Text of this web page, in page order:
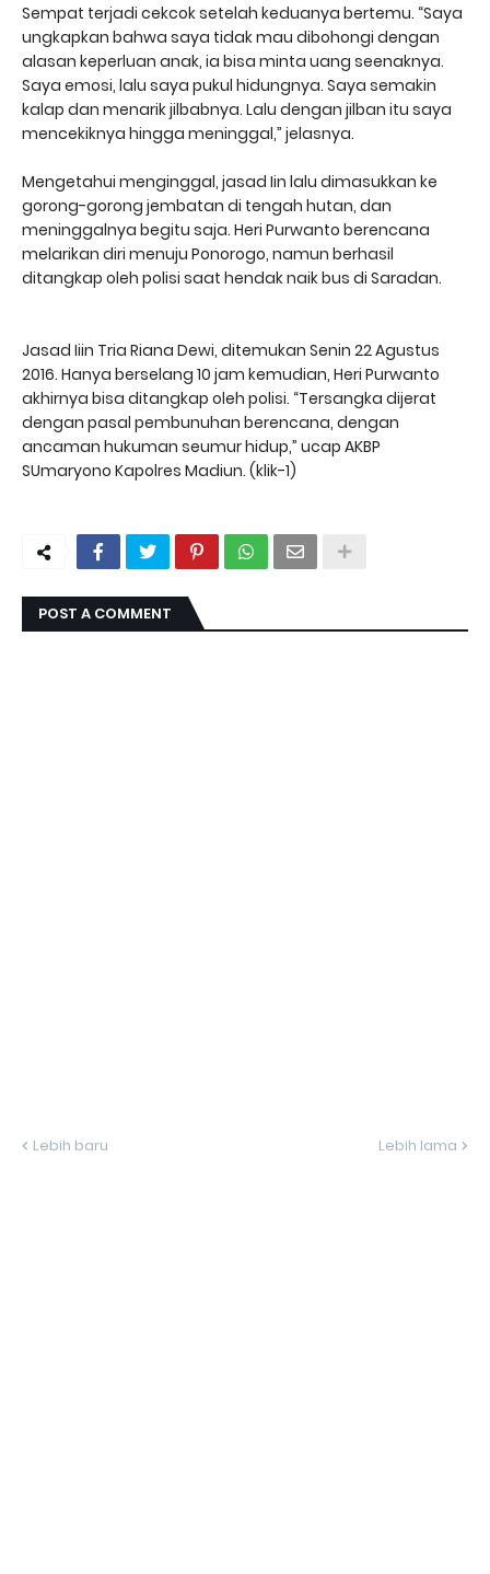
Sempat terjadi cekcok setelah keduanya bertemu. “Saya
ungkapkan bahwa saya tidak mau dibohongi dengan
alasan keperluan anak, ia bisa minta uang seenaknya.
Saya emosi, lalu saya pukul hidungnya. Saya semakin
kalap dan menarik jilbabnya. Lalu dengan jilban itu saya
mencekiknya hingga meninggal,” jelasnya.
Mengetahui menginggal, jasad Iin lalu dimasukkan ke
gorong-gorong jembatan di tengah hutan, dan
meninggalnya begitu saja. Heri Purwanto berencana
melarikan diri menuju Ponorogo, namun berhasil
ditangkap oleh polisi saat hendak naik bus di Saradan.
Jasad Iiin Tria Riana Dewi, ditemukan Senin 22 Agustus
2016. Hanya berselang 10 jam kemudian, Heri Purwanto
akhirnya bisa ditangkap oleh polisi. “Tersangka dijerat
dengan pasal pembunuhan berencana, dengan
ancaman hukuman seumur hidup,” ucap AKBP
SUmaryono Kapolres Madiun. (klik-1)
POST A COMMENT
Lebih baru Lebih lama